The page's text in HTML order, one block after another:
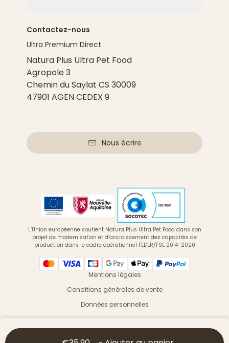
Contactez-nous
Ultra Premium Direct
Natura Plus Ultra Pet Food
Agropole 3
Chemin du Saylat CS 30009
47901 AGEN CEDEX 9
Nous écrire
L’Union européenne soutient Natura Plus Ultra Pet Food dans son
projet de modernisation et d’accroissement des capacités de
production dans le cadre opérationnel FEDER/FSE 2014-2020
Mentions légales
Conditions générales de vente
Données personnelles
© 2026 Ultra Premium Direct - Tous droits réservés